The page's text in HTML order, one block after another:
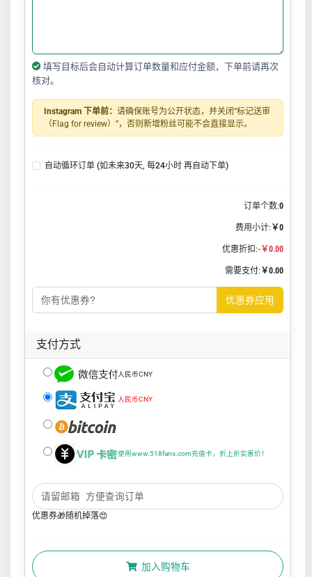
填写目标后会自动计算订单数量和应付金额，下单前请再次
核对。
Instagram 下单前： 请确保账号为公开状态，并关闭“标记送审
（Flag for review）”，否则新增粉丝可能不会直接显示。
自动循环订单 (如未来30天, 每24小时 再自动下单)
订单个数:0
费用小计: ￥0
优惠折扣:-￥0.00
需要支付: ￥0.00
优惠券应用
支付方式
人民币CNY
人民币CNY
使用www.518fans.com充值卡，折上折实惠价！
优惠券🎁随机掉落😍
加入购物车